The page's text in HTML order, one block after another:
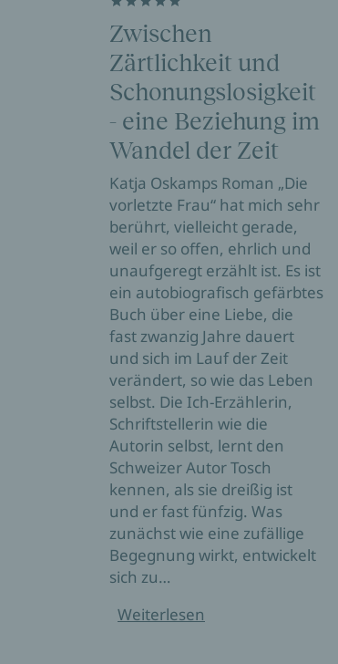
Zwischen
Zärtlichkeit und
Schonungslosigkeit
- eine Beziehung im
Wandel der Zeit
Katja Oskamps Roman „Die
vorletzte Frau“ hat mich sehr
berührt, vielleicht gerade,
weil er so offen, ehrlich und
unaufgeregt erzählt ist. Es ist
ein autobiografisch gefärbtes
Buch über eine Liebe, die
fast zwanzig Jahre dauert
und sich im Lauf der Zeit
verändert, so wie das Leben
selbst. Die Ich-Erzählerin,
Schriftstellerin wie die
Autorin selbst, lernt den
Schweizer Autor Tosch
kennen, als sie dreißig ist
und er fast fünfzig. Was
zunächst wie eine zufällige
Begegnung wirkt, entwickelt
sich zu…
Weiterlesen